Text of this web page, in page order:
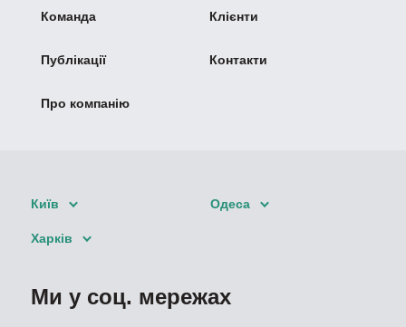
Команда Клієнти
Публікації Контакти
Про компанію
Київ Одеса
Харків
Ми у соц. мережах